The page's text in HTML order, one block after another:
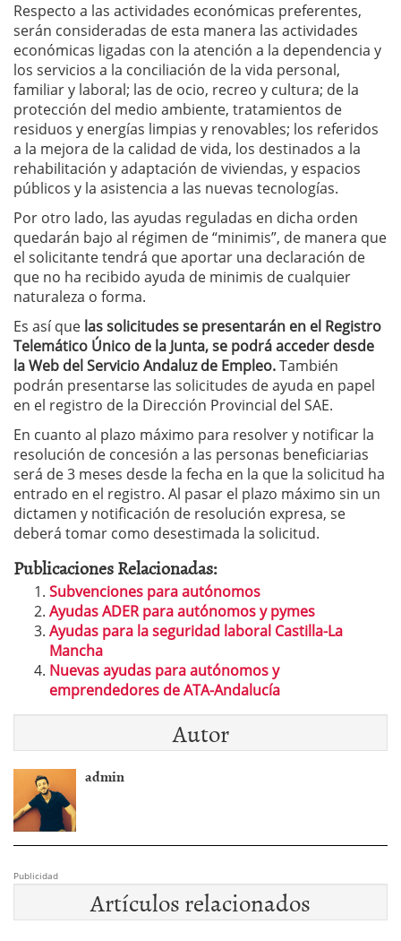
Respecto a las actividades económicas preferentes,
serán consideradas de esta manera las actividades
económicas ligadas con la atención a la dependencia y
los servicios a la conciliación de la vida personal,
familiar y laboral; las de ocio, recreo y cultura; de la
protección del medio ambiente, tratamientos de
residuos y energías limpias y renovables; los referidos
a la mejora de la calidad de vida, los destinados a la
rehabilitación y adaptación de viviendas, y espacios
públicos y la asistencia a las nuevas tecnologías.
Por otro lado, las ayudas reguladas en dicha orden
quedarán bajo al régimen de “minimis”, de manera que
el solicitante tendrá que aportar una declaración de
que no ha recibido ayuda de minimis de cualquier
naturaleza o forma.
Es así que las solicitudes se presentarán en el Registro
Telemático Único de la Junta, se podrá acceder desde
la Web del Servicio Andaluz de Empleo.También
podrán presentarse las solicitudes de ayuda en papel
en el registro de la Dirección Provincial del SAE.
En cuanto al plazo máximo para resolver y notificar la
resolución de concesión a las personas beneficiarias
será de 3 meses desde la fecha en la que la solicitud ha
entrado en el registro. Al pasar el plazo máximo sin un
dictamen y notificación de resolución expresa, se
deberá tomar como desestimada la solicitud.
Publicaciones Relacionadas:
Subvenciones para autónomos
Ayudas ADER para autónomos y pymes
Ayudas para la seguridad laboral Castilla-La
Mancha
Nuevas ayudas para autónomos y
emprendedores de ATA-Andalucía
Autor
admin
Publicidad
Artículos relacionados